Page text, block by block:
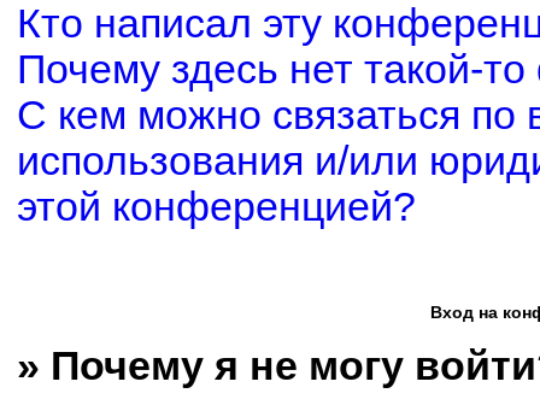
Кто написал эту
Почему здесь нет такой-
С кем можно связаться по
использования и/или
этой конференцией?
Вход на
» Почему я не могу